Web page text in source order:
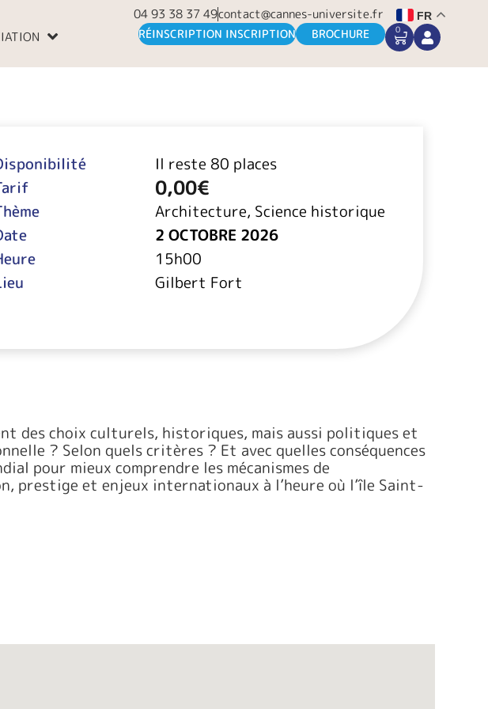
04 93 38 37 49contact@cannes-universite.fr FR
RÉINSCRIPTION INSCRIPTION BROCHURE 0
CART
Il reste 80 places
0,00€
Architecture, Science historique
2 OCTOBRE 2026
15h00
Gilbert Fort
des choix culturels, historiques, mais aussi politiques et
? Selon quels critères ? Et avec quelles conséquences
pour mieux comprendre les mécanismes de
prestige et enjeux internationaux à l’heure où l’île Saint-